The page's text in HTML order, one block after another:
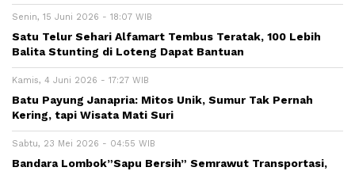
Senin, 15 Juni 2026 - 18:07 WIB
Satu Telur Sehari Alfamart Tembus Teratak, 100 Lebih
Balita Stunting di Loteng Dapat Bantuan
Kamis, 4 Juni 2026 - 17:27 WIB
Batu Payung Janapria: Mitos Unik, Sumur Tak Pernah
Kering, tapi Wisata Mati Suri
Sabtu, 23 Mei 2026 - 04:55 WIB
Bandara Lombok”Sapu Bersih” Semrawut Transportasi,